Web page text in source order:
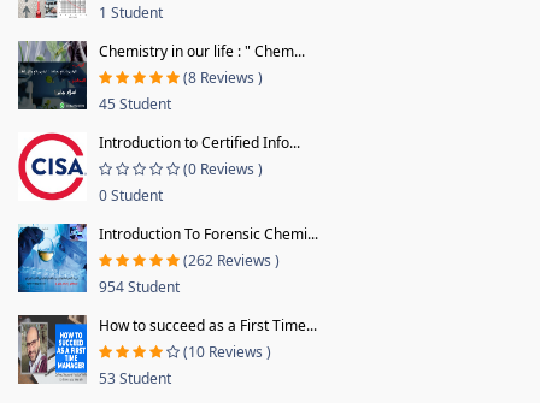
1 Student
Chemistry in our life : " Chem...
(8 Reviews )
45 Student
Introduction to Certified Info...
(0 Reviews )
0 Student
Introduction To Forensic Chemi...
(262 Reviews )
954 Student
How to succeed as a First Time...
(10 Reviews )
53 Student